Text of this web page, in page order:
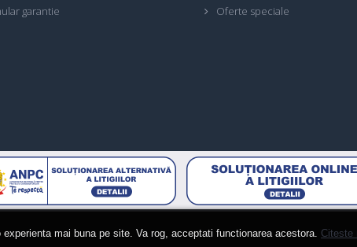
mai buna pe site. Va rog, acceptati functionarea acestora. Citeste
garantie
Oferte speciale